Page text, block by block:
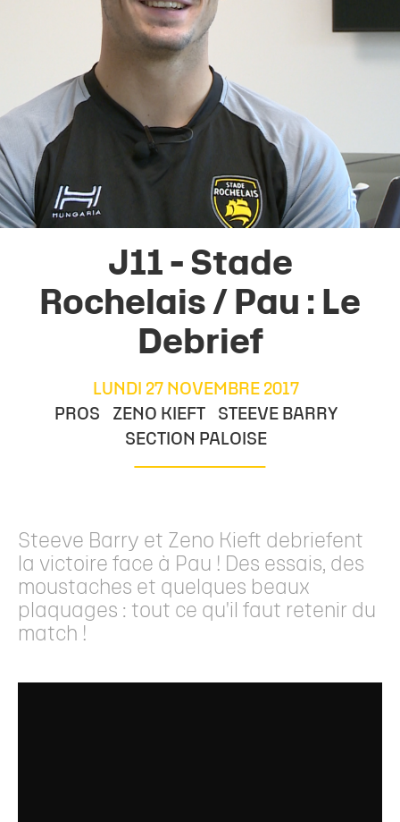
J11 - Stade
Rochelais / Pau : Le
Debrief
LUNDI 27 NOVEMBRE 2017
PROS
ZENO KIEFT
STEEVE BARRY
SECTION PALOISE
Steeve Barry et Zeno Kieft debriefent
la victoire face à Pau ! Des essais, des
moustaches et quelques beaux
plaquages : tout ce qu'il faut retenir du
match !